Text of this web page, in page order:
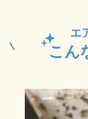
エ
こん